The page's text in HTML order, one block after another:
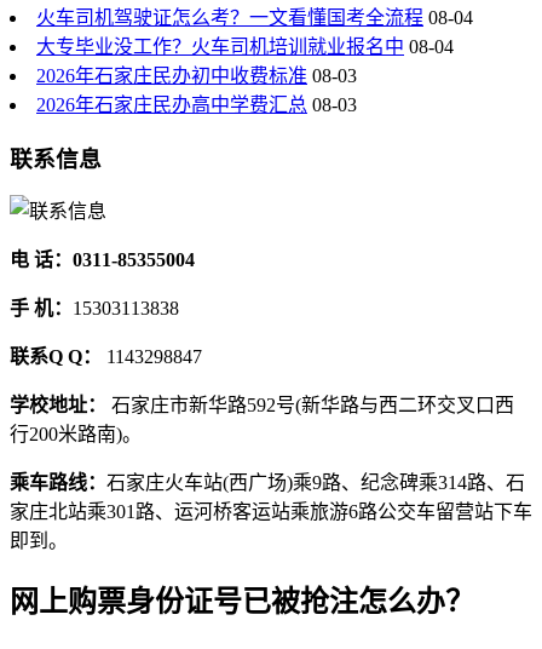
火车司机驾驶证怎么考？一文看懂国考全流程 08-04
大专毕业没工作？火车司机培训就业报名中 08-04
2026年石家庄民办初中收费标准 08-03
2026年石家庄民办高中学费汇总 08-03
联系信息
电 话：0311-85355004
手 机： 15303113838
联系Q Q： 1143298847
学校地址： 石家庄市新华路592号(新华路与西二环交叉口西
行200米路南)。
乘车路线： 石家庄火车站(西广场)乘9路、纪念碑乘314路、石
家庄北站乘301路、运河桥客运站乘旅游6路公交车留营站下车
即到。
网上购票身份证号已被抢注怎么办？